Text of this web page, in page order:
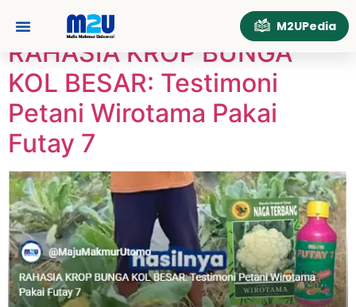
M2UPedia
RAHASIA KROP BUNGA
KOL BESAR: Testimoni
Petani Wirotama Pakai
Futay 7